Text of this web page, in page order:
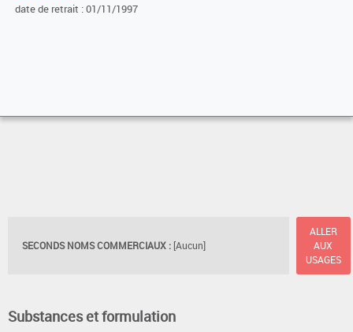
date de retrait : 01/11/1997
SECONDS NOMS COMMERCIAUX : [Aucun]
ALLER
AUX
USAGES
Substances et formulation